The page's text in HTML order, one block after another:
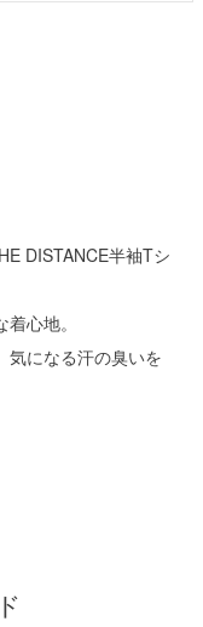
DISTANCE半袖Tシ
心地。
気になる汗の臭いを